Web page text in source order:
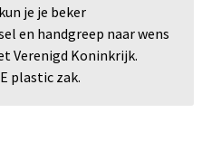
je je beker
en handgreep naar wens
Verenigd Koninkrijk.
plastic zak.